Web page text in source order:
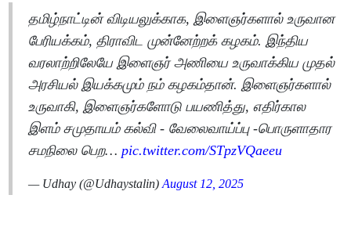
தமிழ்நாட்டின் விடியலுக்காக, இளைஞர்களால் உருவான
பேரியக்கம், திராவிட முன்னேற்றக் கழகம். இந்திய
வரலாற்றிலேயே இளைஞர் அணியை உருவாக்கிய முதல்
அரசியல் இயக்கமும் நம் கழகம்தான். இளைஞர்களால்
உருவாகி, இளைஞர்களோடு பயணித்து, எதிர்கால
இளம் சமுதாயம் கல்வி - வேலைவாய்ப்பு -பொருளாதார
சமநிலை பெற… pic.twitter.com/STpzVQaeeu
— Udhay (@Udhaystalin)August 12, 2025